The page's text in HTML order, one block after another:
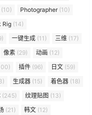
(10) Photographer(10)
Rig (14)
一键生成 (11) 三维 (17)
像素 (29) 动画 (12)
插件 (96) 日文 (59)
生成器 (15) 着色器 (18)
(245) 纹理贴图 (13)
(21) 韩文 (12)